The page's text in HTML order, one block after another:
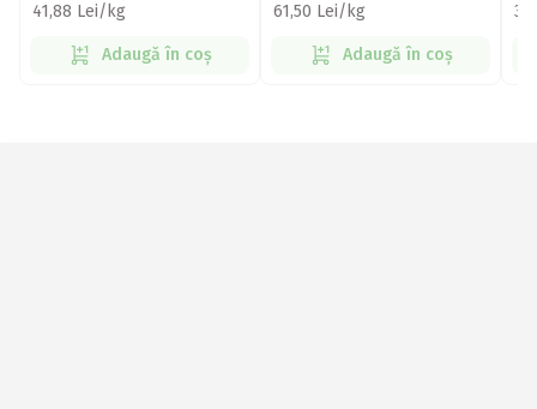
41,88 Lei/kg
Adaugă în coș
61,50 Lei/kg
Adaugă în coș